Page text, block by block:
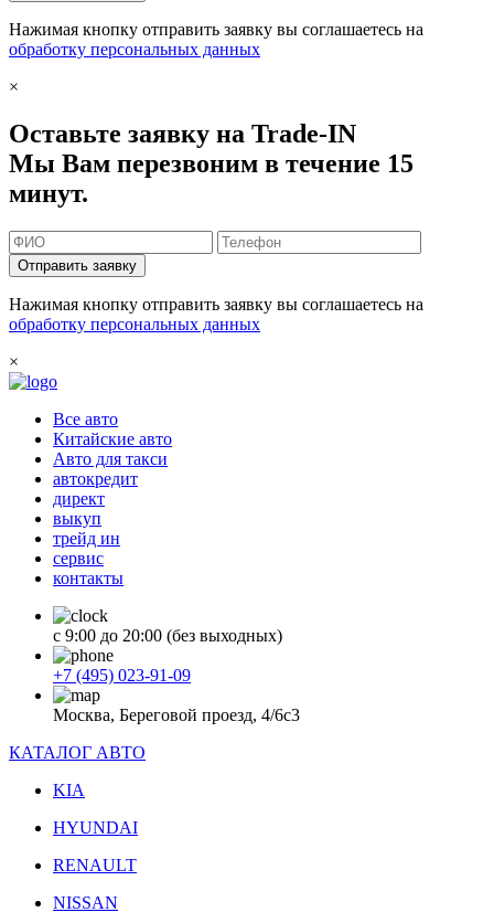
Нажимая кнопку отправить заявку вы соглашаетесь на
обработку персональных данных
×
Оставьте заявку на Trade-IN
Мы Вам перезвоним в течение 15
минут.
Отправить заявку
Нажимая кнопку отправить заявку вы соглашаетесь на
обработку персональных данных
×
Все авто
Китайские авто
Авто для такси
автокредит
директ
выкуп
трейд ин
сервис
контакты
с 9:00 до 20:00 (без выходных)
+7 (495) 023-91-09
Москва, Береговой проезд, 4/6с3
КАТАЛОГ АВТО
KIA
HYUNDAI
RENAULT
NISSAN